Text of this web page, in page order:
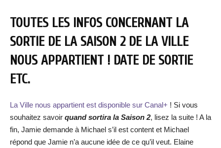
TOUTES LES INFOS CONCERNANT LA
SORTIE DE LA SAISON 2 DE LA VILLE
NOUS APPARTIENT ! DATE DE SORTIE
ETC.
La Ville nous appartient est disponible sur Canal+ ! Si vous
souhaitez savoir quand sortira la Saison 2, lisez la suite ! A la
fin, Jamie demande à Michael s’il est content et Michael
répond que Jamie n’a aucune idée de ce qu’il veut. Elaine